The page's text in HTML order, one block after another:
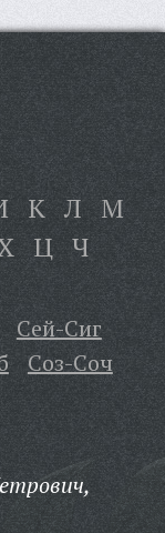
К Л М
Ц Ч
Сей-Сиг
Соз-Соч